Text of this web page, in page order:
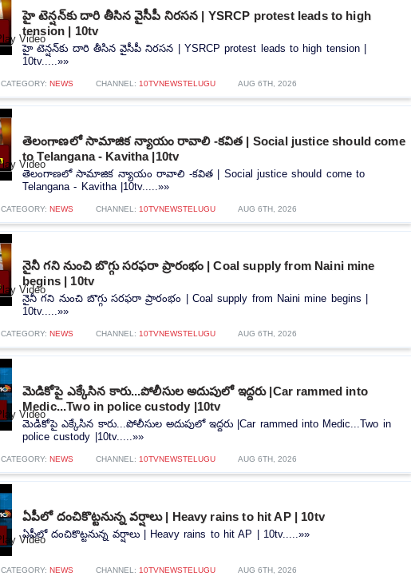
హై టెన్షన్‌కు దారి తీసిన వైసీపీ నిరసన | YSRCP protest leads to high
tension | 10tv
హై టెన్షన్‌కు దారి తీసిన వైసీపీ నిరసన | YSRCP protest leads to high tension |
10tv.....»»
CATEGORY: NEWS CHANNEL: 10TVNEWSTELUGU AUG 6TH, 2026
తెలంగాణలో సామాజిక న్యాయం రావాలి -కవిత | Social justice should come
to Telangana - Kavitha |10tv
తెలంగాణలో సామాజిక న్యాయం రావాలి -కవిత | Social justice should come to
Telangana - Kavitha |10tv.....»»
CATEGORY: NEWS CHANNEL: 10TVNEWSTELUGU AUG 6TH, 2026
నైనీ గని నుంచి బొగ్గు సరఫరా ప్రారంభం | Coal supply from Naini mine
begins | 10tv
నైనీ గని నుంచి బొగ్గు సరఫరా ప్రారంభం | Coal supply from Naini mine begins |
10tv.....»»
CATEGORY: NEWS CHANNEL: 10TVNEWSTELUGU AUG 6TH, 2026
మెడికోపై ఎక్కేసిన కారు...పోలీసుల అదుపులో ఇద్దరు |Car rammed into
Medic...Two in police custody |10tv
మెడికోపై ఎక్కేసిన కారు...పోలీసుల అదుపులో ఇద్దరు |Car rammed into Medic...Two in
police custody |10tv.....»»
CATEGORY: NEWS CHANNEL: 10TVNEWSTELUGU AUG 6TH, 2026
ఏపీలో దంచికొట్టనున్న వర్షాలు | Heavy rains to hit AP | 10tv
ఏపీలో దంచికొట్టనున్న వర్షాలు | Heavy rains to hit AP | 10tv.....»»
CATEGORY: NEWS CHANNEL: 10TVNEWSTELUGU AUG 6TH, 2026